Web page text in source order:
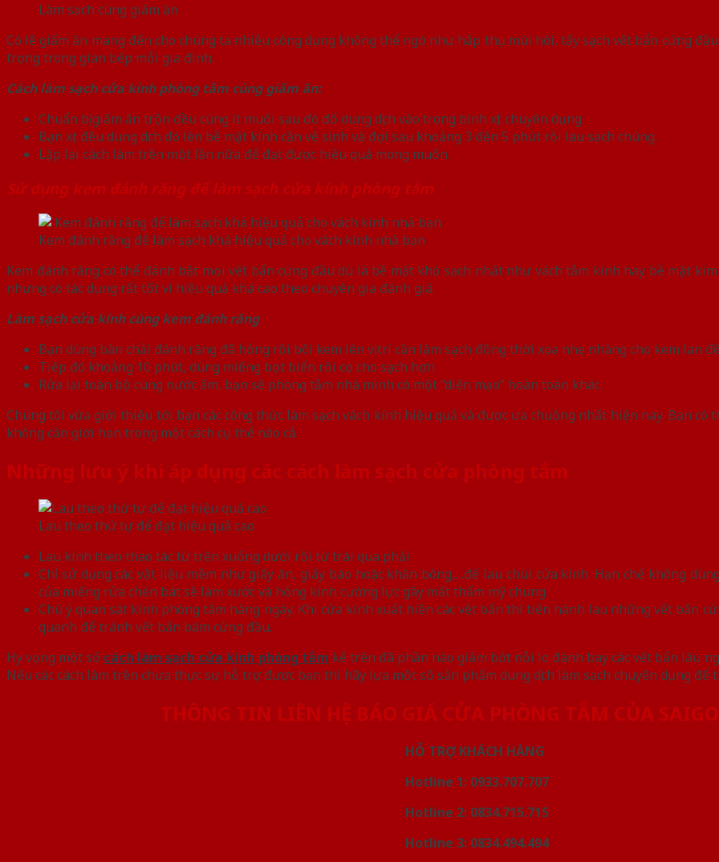
Làm sạch cùng giấm ăn
Có lẽ giấm ăn mang đến cho chúng ta nhiều công dụng không thể ngờ như hấp thụ mùi hôi, tẩy sạch vết bẩn cứng
trọng trong gian bếp mỗi gia đình.
Cách làm sạch cửa kính phòng tắm cùng giấm ăn:
Chuẩn bị giấm ăn trộn đều cùng ít muối sau đó đổ dung dịch vào trong bình xịt chuyên dụng
Bạn xịt đều dung dịch đó lên bề mặt kính cần vệ sinh và đợi sau khoảng 3 đến 5 phút rồi lau sạch chúng.
Lặp lại cách làm trên một lần nữa để đạt được hiệu quả mong muốn.
Sử dụng kem đánh răng để làm sạch cửa kính phòng tắm
Kem đánh răng để làm sạch khá hiệu quả cho vách kính nhà bạn
Kem đánh răng có thể đánh bật mọi vết bẩn cứng đầu dù là bề mặt khó sạch nhất như vách tắm kính hay bề mặt
nhưng có tác dụng rất tốt vì hiệu quả khá cao theo chuyên gia đánh giá.
Làm sạch cửa kính cùng kem đánh răng
Bạn dùng bàn chải đánh răng đã hỏng rồi bôi kem lên vị trí cần làm sạch đồng thời xoa nhẹ nhàng cho kem lan
Tiếp đó khoảng 10 phút, dùng miếng bọt biển rồi cọ cho sạch hơn
Rửa lại toàn bộ cùng nước ấm, bạn sẽ phòng tắm nhà mình có một “diện mạo” hoàn toàn khác.
Chúng tôi vừa giới thiệu tới bạn các công thức làm sạch vách kính hiệu quả và được ưa chuộng nhất hiện nay. Bạn có
không cần giới hạn trong một cách cụ thể nào cả.
Những lưu ý khi áp dụng các cách làm sạch cửa phòng tắm
Lau theo thứ tự để đạt hiệu quả cao
Lau kính theo thao tác từ trên xuống dưới rồi từ trái qua phải
Chỉ sử dụng các vật liệu mềm như giấy ăn, giấy báo hoặc khăn bông,…để lau chùi cửa kính. Hạn chế không
của miếng rửa chén bát sẽ làm xước và hỏng kính cường lực gây mất thẩm mỹ chung
Chú ý quan sát kính phòng tắm hàng ngày. Khi cửa kính xuất hiện các vệt bẩn thì tiến hành lau những vết bẩn
quanh để tránh vết bẩn bám cứng đầu.
Hy vọng một số cách làm sạch cửa kính phòng tắm kể trên đã phần nào giảm bớt nỗi lo đánh bay các vết bẩn lâu
Nếu các cách làm trên chưa thực sự hỗ trợ được bạn thì hãy lựa một số sản phẩm dung dịch làm sạch chuyên dụng
THÔNG TIN LIÊN HỆ BÁO GIÁ CỬA PHÒNG TẮM CỦA
HỖ TRỢ KHÁCH HÀNG
Hotline 1: 0933.707.707
Hotline 2: 0834.715.715
Hotline 3: 0834.494.494